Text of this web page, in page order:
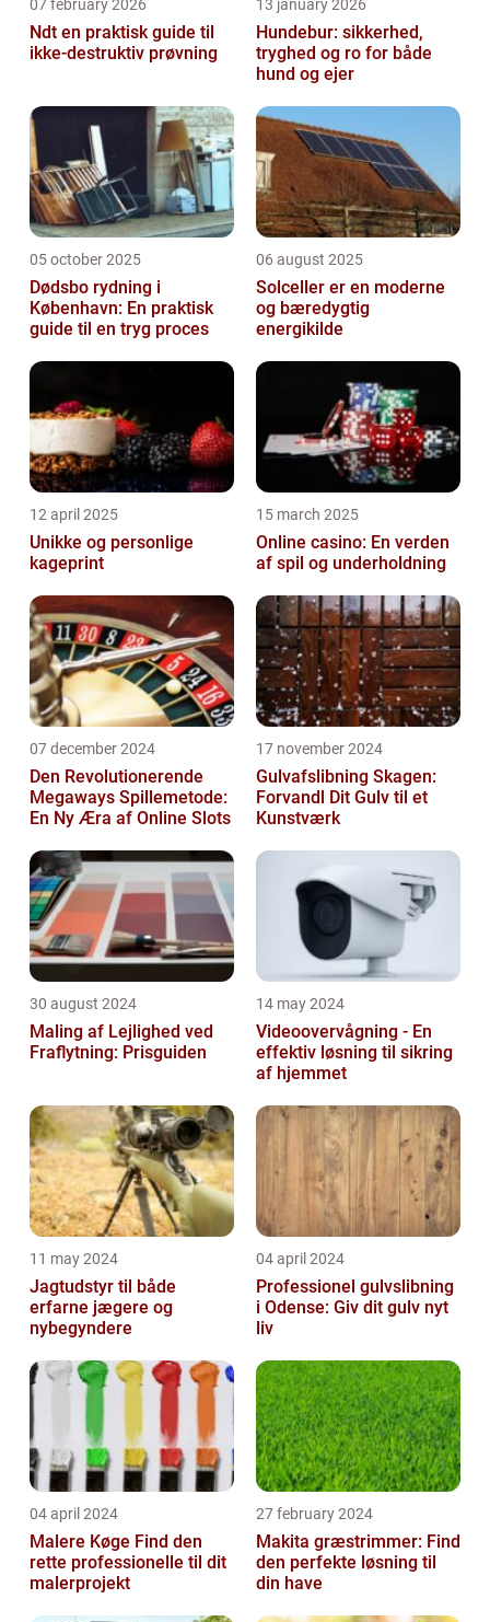
07 february 2026
Ndt en praktisk guide til
ikke-destruktiv prøvning
13 january 2026
Hundebur: sikkerhed,
tryghed og ro for både
hund og ejer
05 october 2025
Dødsbo rydning i
København: En praktisk
guide til en tryg proces
06 august 2025
Solceller er en moderne
og bæredygtig
energikilde
12 april 2025
Unikke og personlige
kageprint
15 march 2025
Online casino: En verden
af spil og underholdning
07 december 2024
Den Revolutionerende
Megaways Spillemetode:
En Ny Æra af Online Slots
17 november 2024
Gulvafslibning Skagen:
Forvandl Dit Gulv til et
Kunstværk
30 august 2024
Maling af Lejlighed ved
Fraflytning: Prisguiden
14 may 2024
Videoovervågning - En
effektiv løsning til sikring
af hjemmet
11 may 2024
Jagtudstyr til både
erfarne jægere og
nybegyndere
04 april 2024
Professionel gulvslibning
i Odense: Giv dit gulv nyt
liv
04 april 2024
Malere Køge Find den
rette professionelle til dit
malerprojekt
27 february 2024
Makita græstrimmer: Find
den perfekte løsning til
din have